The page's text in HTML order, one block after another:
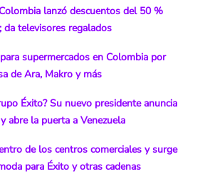
lanzó descuentos del 50 %
televisores regalados
supermercados en Colombia por
de Ara, Makro y más
Éxito? Su nuevo presidente anuncia
abre la puerta a Venezuela
de los centros comerciales y surge
para Éxito y otras cadenas